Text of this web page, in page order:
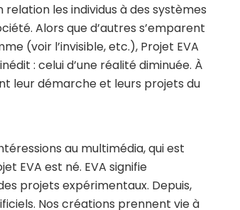
les individus à des systèmes
Alors que d’autres s’emparent
(voir l’invisible, etc.), Projet EVA
: celui d’une réalité diminuée. À
leur démarche et leurs projets du
au multimédia, qui est
EVA est né. EVA signifie
projets expérimentaux. Depuis,
Nos créations prennent vie à